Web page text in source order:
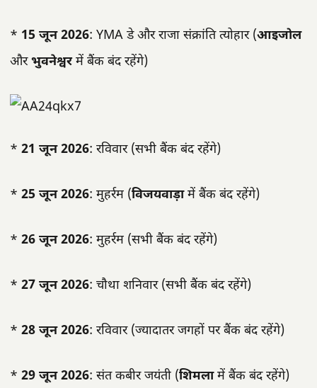
* 15 जून 2026: YMA डे और राजा संक्रांति त्योहार (आइजोल
औरभुवनेश्वरमें बैंक बंद रहेंगे)
* 21 जून 2026: रविवार (सभी बैंक बंद रहेंगे)
* 25 जून 2026: मुहर्रम (विजयवाड़ामें बैंक बंद रहेंगे)
* 26 जून 2026: मुहर्रम (सभी बैंक बंद रहेंगे)
* 27 जून 2026: चौथा शनिवार (सभी बैंक बंद रहेंगे)
* 28 जून 2026: रविवार (ज्यादातर जगहों पर बैंक बंद रहेंगे)
* 29 जून 2026: संत कबीर जयंती (शिमलामें बैंक बंद रहेंगे)